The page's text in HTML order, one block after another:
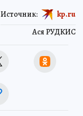
Ася РУДКИС
Источник: kp.ru